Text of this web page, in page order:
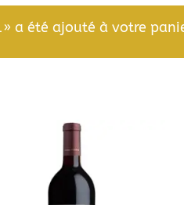
a été ajouté à votre